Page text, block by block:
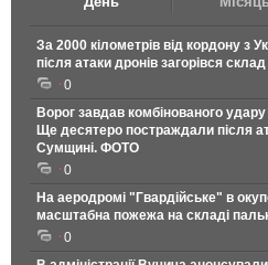
За 2000 кілометрів від кордону з
після атаки дронів загорівся
0
Ворог завдав комбінованого
Ще десятеро постраждали після
Сумщині. ФОТО
0
На аеродромі "Гвардійське" в
масштабна пожежа на складі
0